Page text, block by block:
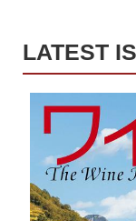
LATEST